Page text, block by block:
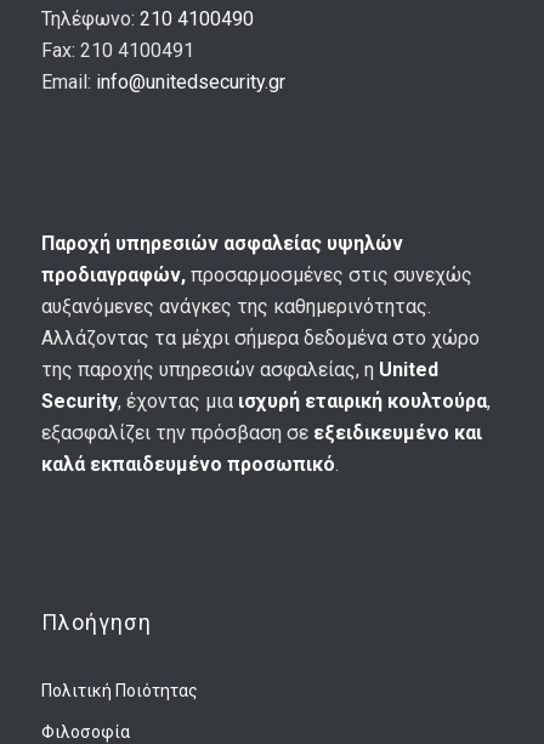
Τηλέφωνο: 210 4100490
Fax: 210 4100491
Email: info@unitedsecurity.gr
Παροχή υπηρεσιών ασφαλείας υψηλών
προδιαγραφών,προσαρμοσμένες στις συνεχώς
αυξανόμενες ανάγκες της καθημερινότητας.
Αλλάζοντας τα μέχρι σήμερα δεδομένα στο χώρο
της παροχής υπηρεσιών ασφαλείας, η United
Security, έχοντας μια ισχυρή εταιρική κουλτούρα,
εξασφαλίζει την πρόσβαση σε εξειδικευμένο και
καλά εκπαιδευμένο προσωπικό.
Πλοήγηση
Πολιτική Ποιότητας
Φιλοσοφία